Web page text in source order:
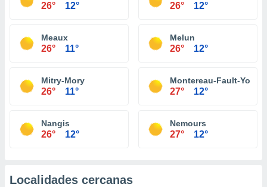
26° 12° 26° 12°
Meaux
26° 11°
Melun
26° 12°
Mitry-Mory
26° 11°
Montereau-Fault-Yonne
27° 12°
Nangis
26° 12°
Nemours
27° 12°
Localidades cercanas